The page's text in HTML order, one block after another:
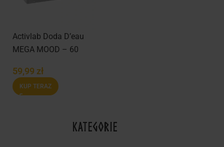
KATEGORIE
Activlab Doda D’eau
MEGA MOOD – 60
59,99 zł
KUP TERAZ